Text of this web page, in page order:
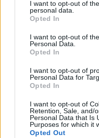
I want to opt-out of
personal data.
Opted In
I want to opt-out of
Personal Data.
Opted In
I want to opt-out of
Personal Data for
Opted In
I want to opt-out of
Retention, Sale, and/
Personal Data that Is
Purposes for which it
Opted Out
occupano di
parcheggi rosa,
prevenzione delle
disturbi alimentari
depressione post
domestica,sezioni
sostegno ai papà
genitoriali sul